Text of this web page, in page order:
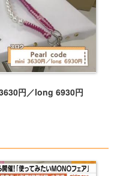
円／long 6930円